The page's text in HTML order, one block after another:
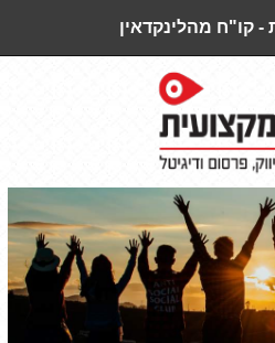
- קו"ח מהלינקדאין